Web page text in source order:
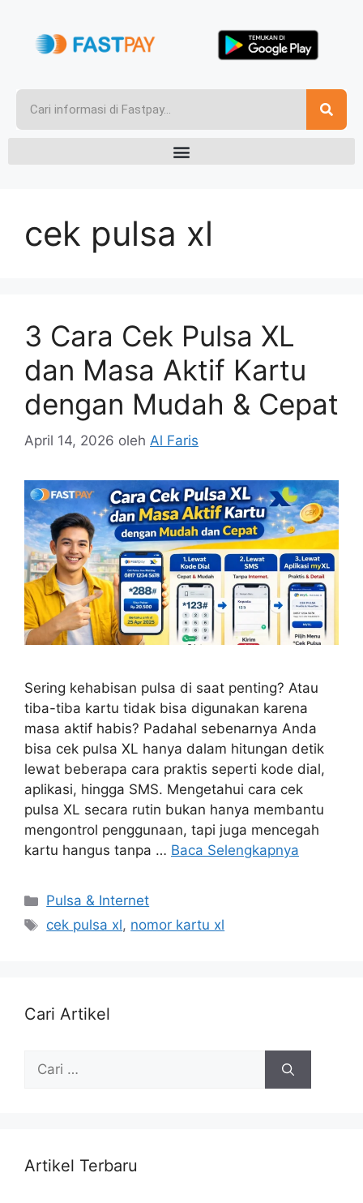
cek pulsa xl
3 Cara Cek Pulsa XL
dan Masa Aktif Kartu
dengan Mudah & Cepat
April 14, 2026 oleh Al Faris
Sering kehabisan pulsa di saat penting? Atau
tiba-tiba kartu tidak bisa digunakan karena
masa aktif habis? Padahal sebenarnya Anda
bisa cek pulsa XL hanya dalam hitungan detik
lewat beberapa cara praktis seperti kode dial,
aplikasi, hingga SMS. Mengetahui cara cek
pulsa XL secara rutin bukan hanya membantu
mengontrol penggunaan, tapi juga mencegah
kartu hangus tanpa … Baca Selengkapnya
Pulsa & Internet
cek pulsa xl, nomor kartu xl
Cari Artikel
Artikel Terbaru